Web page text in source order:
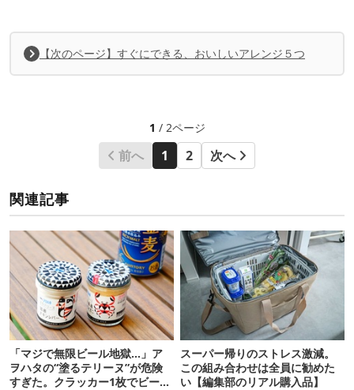
【次のページ】すぐにできる、おいしいアレンジ５つ
1 / 2ページ
前へ 1 2 次へ
関連記事
「マジで無限ビール地獄…」ア
ヲハタの“塗るテリーヌ”が危険
すぎた。クラッカー1枚でビール
スーパー帰りのストレス激減。
この組み合わせは全員に勧めた
い【編集部のリアル購入品】